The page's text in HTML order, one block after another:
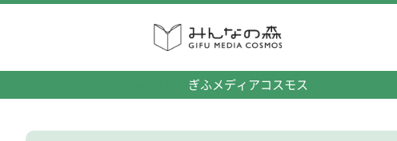
ぎふメディアコスモス